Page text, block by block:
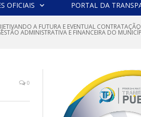
OFICIAIS PORTAL DA
A FUTURA E EVENTUAL CONTRATAÇÃO
ADMINISTRATIVA E FINANCEIRA DO
0